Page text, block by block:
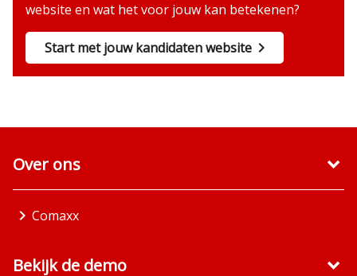
website en wat het voor jouw kan betekenen?
Start met jouw kandidaten website
Over ons
Comaxx
Bekijk de demo